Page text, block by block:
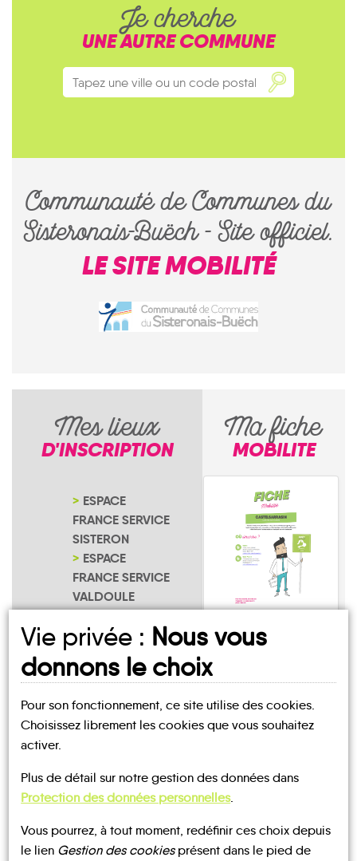
Je cherche
UNE AUTRE COMMUNE
Communauté de Communes du
Sisteronais-Buëch - Site officiel.
LE SITE MOBILITÉ
Mes lieux
D'INSCRIPTION
ESPACE
FRANCE SERVICE
SISTERON
ESPACE
FRANCE SERVICE
VALDOULE
D'INSCRIPTION
Ma fiche
MOBILITE
Bruis
UN AVIS, UN TÉMOIGNAGE
À PARTAGER ?
Vie privée : Nous vous
donnons le choix
Pour son fonctionnement, ce site utilise des cookies.
Choisissez librement les cookies que vous souhaitez
activer.
Plus de détail sur notre gestion des données dans
Protection des données personnelles.
Vous pourrez, à tout moment, redéfinir ces choix depuis
le lien Gestion des cookiesprésent dans le pied de